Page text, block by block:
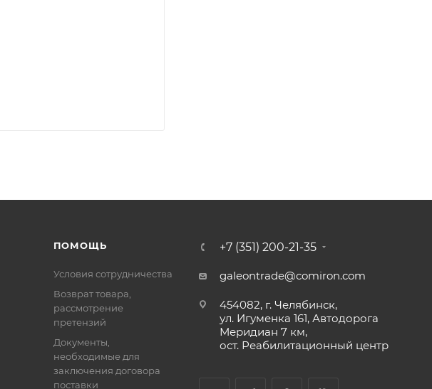
ПОМОЩЬ
Условия сотрудничества
Возврат товара,
рассмотрение
претензий
Документы,
необходимые для
заключения договора
поставки
+7 (351) 200-21-35
galeontrade@comiron.com
454082, г. Челябинск,
ул. Игуменка 161, Автодорога
Меридиан 7 км,
ост. Реабилитационный центр